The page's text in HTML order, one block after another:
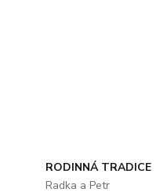
RODINNÁ TRADICE
Radka a Petr